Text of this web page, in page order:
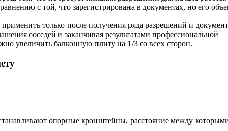
с той, что зарегистрирована в документах, но его
только после получения ряда разрешений и
соседей и заканчивая результатами профессиональной
увеличить балконную плиту на 1/3 со всех сторон.
опорные кронштейны, расстояние между